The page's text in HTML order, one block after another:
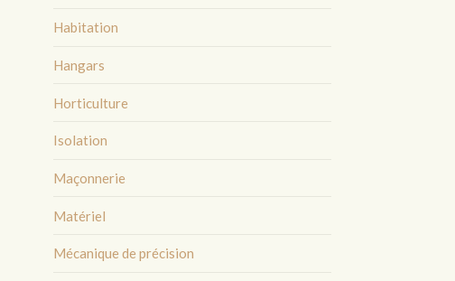
Habitation
Hangars
Horticulture
Isolation
Maçonnerie
Matériel
Mécanique de précision